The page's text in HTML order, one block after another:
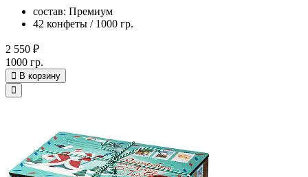
состав: Премиум
42 конфеты / 1000 гр.
2 550 ₽
1000 гр.
В корзину